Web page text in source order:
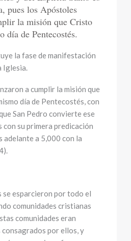
pues los Apóstoles
la misión que Cristo
día de Pentecostés.
la fase de manifestación
Iglesia.
a cumplir la misión que
día de Pentecostés, con
San Pedro convierte ese
con su primera predicación
adelante a 5,000 con la
se esparcieron por todo el
comunidades cristianas
comunidades eran
por ellos, y